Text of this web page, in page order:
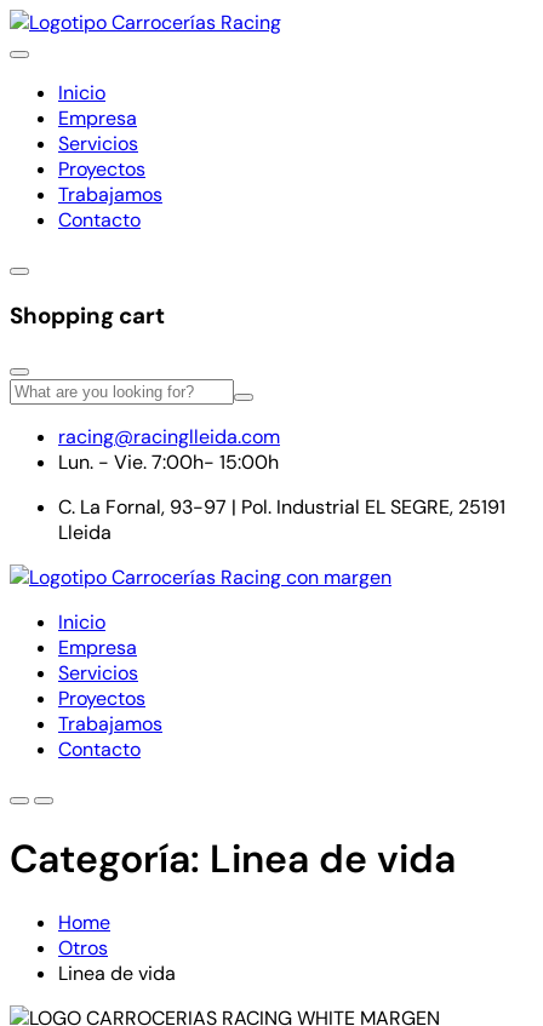
Inicio
Empresa
Servicios
Proyectos
Trabajamos
Contacto
Shopping cart
racing@racinglleida.com
Lun. - Vie. 7:00h- 15:00h
C. La Fornal, 93-97 | Pol. Industrial EL SEGRE, 25191
Lleida
Inicio
Empresa
Servicios
Proyectos
Trabajamos
Contacto
Categoría: Linea de vida
Home
Otros
Linea de vida